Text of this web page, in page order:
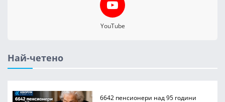
YouTube
Най-четено
6642 пенсионери над 95 години